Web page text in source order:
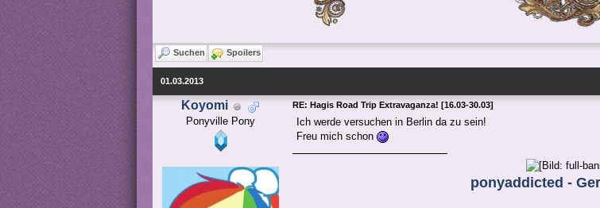
Suchen Spoilers
01.03.2013
Koyomi
Ponyville Pony
RE: Hagis Road Trip Extravaganza! [16.03-30.03]
Ich werde versuchen in Berlin da zu sein!
Freu mich schon
ponyaddicted -